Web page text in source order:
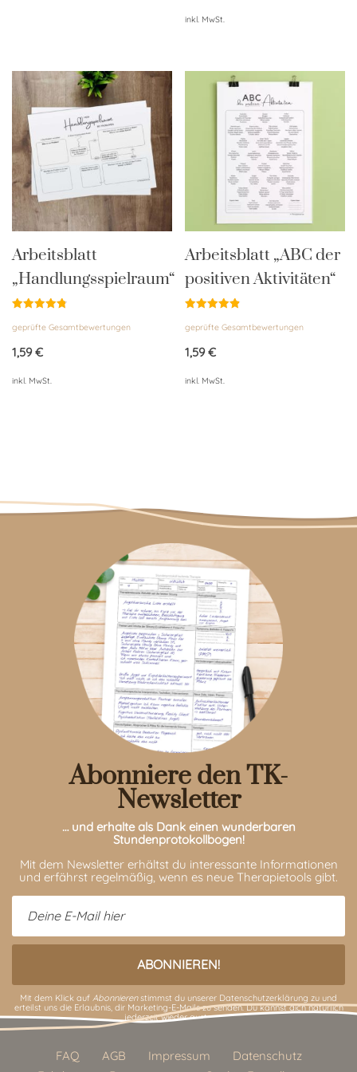
inkl. MwSt.
Arbeitsblatt
„Handlungsspielraum“
mit
von 5
geprüfte Gesamtbewertungen
1,59€
inkl. MwSt.
Arbeitsblatt „ABC der
positiven Aktivitäten“
mit
von 5
geprüfte Gesamtbewertungen
1,59€
inkl. MwSt.
Abonniere den TK-
Newsletter
… und erhalte als Dank einen wunderbaren
Stundenprotokollbogen!
Mit dem Newsletter erhältst du interessante Informationen
und erfährst regelmäßig, wenn es neue Therapietools gibt.
Mit dem Klick auf Abonnierenstimmst du unserer Datenschutzerklärung zu und
erteilst uns die Erlaubnis, dir Marketing-E-Mails zu senden. Du kannst dich natürlich
jederzeit wieder austragen.
FAQ AGB Impressum
Datenschutz